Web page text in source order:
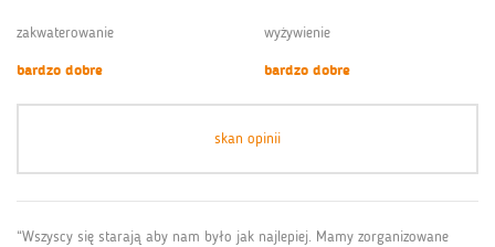
zakwaterowanie
bardzo dobre
wyżywienie
bardzo dobre
skan opinii
“Wszyscy się starają aby nam było jak najlepiej. Mamy zorganizowane